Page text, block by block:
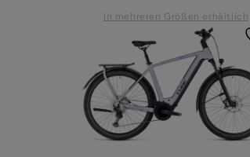
In mehreren Größen erhältlich